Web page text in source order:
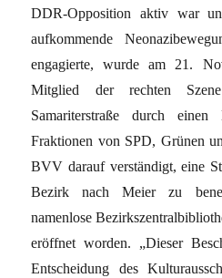
DDR-Opposition aktiv war
aufkommende
engagierte, wurde am 21.
Mitglied der rechten
Samariterstraße durch einen
Fraktionen von SPD, Grünen
BVV darauf verständigt, eine
Bezirk nach Meier zu
namenlose
eröffnet worden. „Dieser
Entscheidung des